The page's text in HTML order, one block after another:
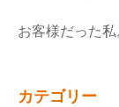
お客様だった
カテゴリー